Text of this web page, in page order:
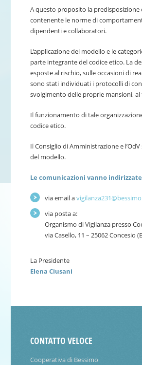
A questo proposito la
contenente le norme di
dipendenti e collaboratori.
L’applicazione del modello e le
parte integrante del codice etico. La
esposte al rischio, sulle occasioni di
sono stati individuati i protocolli di
svolgimento delle proprie mansioni,
Il funzionamento di tale
codice etico.
Il Consiglio di Amministrazione e
del modello.
Le comunicazioni vanno
via email a
via posta a:
Organismo di Vigilanza presso
via Casello, 11 – 25062 Concesio
La Presidente
Elena Ciusani
CONTATTO VELOCE
Cooperativa di Bessimo